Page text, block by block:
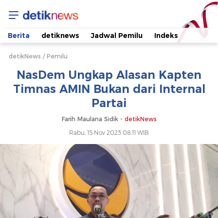
NasDem
Ungkap
Alasan
Kapten
Timnas
AMIN
Bukan
dari
Berita detiknews Jadwal Pemilu Indeks
detikNews Pemilu
NasDem Ungkap Alasan Kapten
Timnas AMIN Bukan dari Internal
Partai
Farih Maulana Sidik - detikNews
Rabu, 15 Nov 2023 08:11 WIB